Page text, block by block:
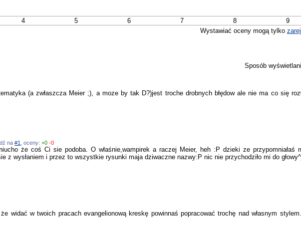
4 5 6 7 8 9
Wystawiać oceny mogą tylko
Sposób
(a zwłaszcza Meier ;), a moze by tak D?)jest troche drobnych błędow ale nie ma co się
na#1 , oceny:+0 -0
że coś Ci sie podoba. O właśnie,wampirek a raczej Meier, heh :P dzieki ze przypomniałaś
z wysłaniem i przez to wszystkie rysunki maja dziwaczne nazwy:P nic nie przychodziło mi do
widać w twoich pracach evangelionową kreskę powinnaś popracować trochę nad własnym stylem.